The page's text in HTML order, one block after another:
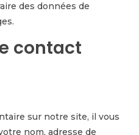
des données de
contact
sur notre site, il vous
nom, adresse de